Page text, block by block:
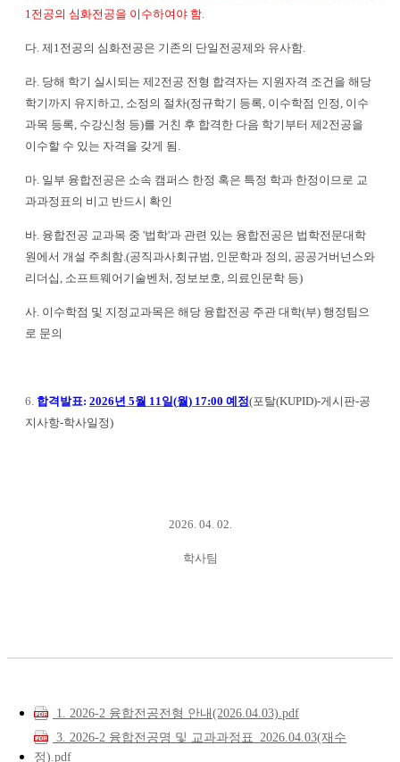
1전공의 심화전공을 이수하여야 함.
다. 제 1전공의 심화전공은 기존의 단일전공제와 유사함.
라. 당해 학기 실시되는 제2전공 전형 합격자는 지원자격 조건을 해당
학기까지 유지하고, 소정의 절차(정규학기 등록, 이수학점 인정, 이수
과목 등록, 수강신청 등)를 거친 후 합격한 다음 학기부터 제2전공을
이수할 수 있는 자격을 갖게 됨 .
마. 일부 융합전공은 소속 캠퍼스 한정 혹은 특정 학과 한정이므로 교
과과정표의 비고 반드시 확인
바. 융합전공 교과목 중 '법학'과 관련 있는 융합전공은 법학전문대학
원에서 개설 주최함.(공직과사회규범, 인문학과 정의, 공공거버넌스와
리더십, 소프트웨어기술벤처, 정보보호, 의료인문학 등)
사. 이수학점 및 지정교과목은 해당 융합전공 주관 대학(부) 행정팀으
로 문의
6. 합격발표: 2026년 5월 11일(월) 17:00 예정(포탈(KUPID)-게시판-공
지사항-학사일정)
2026. 04. 02.
학사팀
1. 2026-2 융합전공전형 안내(2026.04.03).pdf
3. 2026-2 융합전공명 및 교과과정표_2026.04.03(재수
정).pdf